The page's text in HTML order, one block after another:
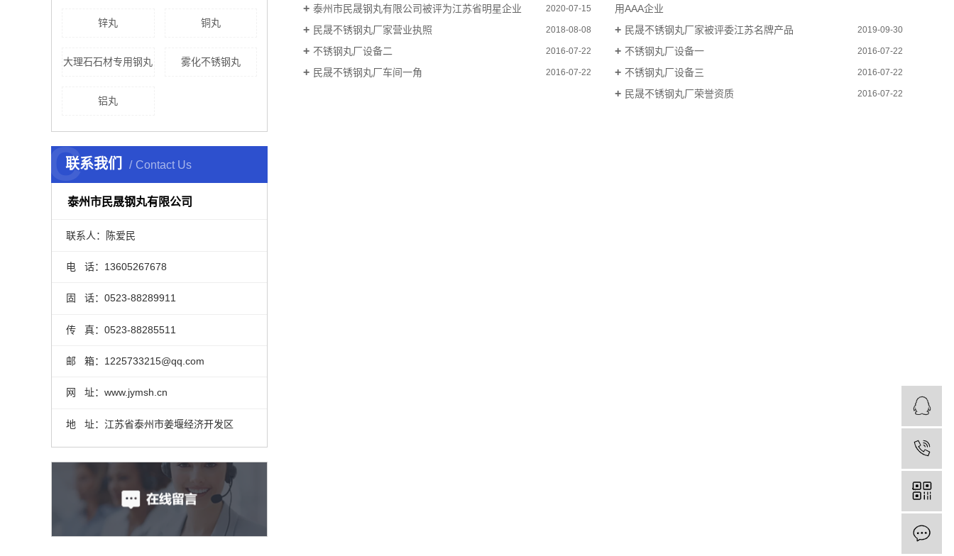
锌丸 铜丸
大理石石材专用钢丸 雾化不锈钢丸
铝丸
联系我们 Contact Us
C
泰州市民晟钢丸有限公司
联系人：陈爱民
电 话：13605267678
固 话：0523-88289911
传 真：0523-88285511
邮 箱：1225733215@qq.com
网 址：www.jymsh.cn
地 址：江苏省泰州市姜堰经济开发区
用AAA企业
泰州市民晟钢丸有限公司被评为江苏省明星企业 2020-07-15
民晟不锈钢丸厂家被评委江苏名牌产品 2019-09-30
民晟不锈钢丸厂家营业执照 2018-08-08
不锈钢丸厂设备一 2016-07-22
不锈钢丸厂设备二 2016-07-22
不锈钢丸厂设备三 2016-07-22
民晟不锈钢丸厂车间一角 2016-07-22
民晟不锈钢丸厂荣誉资质 2016-07-22